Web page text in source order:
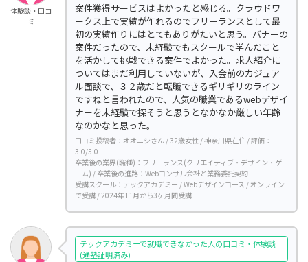
体験談・口コ
ミ
案件獲得サービスはよかったと感じる。クラウドワ
ークス上で実績が作れるのでフリーランスとして最
初の実績作りにはとてもありがたいと思う。バナーの
案件だったので、未経験でもスクールで学んだこと
を活かして挑戦できる案件でよかった。求人紹介に
ついてはまだ利用していないが、入会前のカジュア
ル面談で、３２歳だと転職できるギリギリのライン
ですねと言われたので、人気の職業であるwebデザイ
ナーを未経験で探そうと思うとなかなか厳しい年齢
なのかなと思った。
口コミ投稿者：オオニシさん / 32歳女性 / 神奈川県在住 / 評価：
3.0/5.0
卒業後の業界(職種)：フリーランス(クリエイティブ・デザイン・ゲ
ーム) / 卒業後の進路：Webコンサル会社と業務委託契約
受講スクール：テックアカデミー / Webデザインコース / オンライン
で受講 / 2024年11月から3ヶ月間受講
テックアカデミーで就職できなかった人の口コミ・体験談
(通塾証明済み)